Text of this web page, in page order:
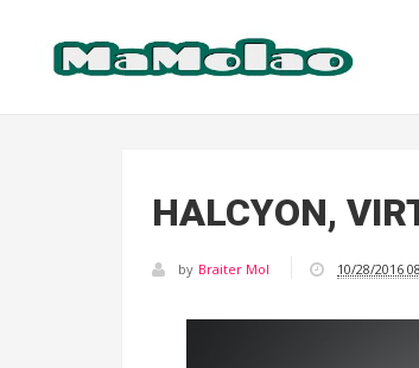
HALCYON,
by Braiter Mol 10/28/2016